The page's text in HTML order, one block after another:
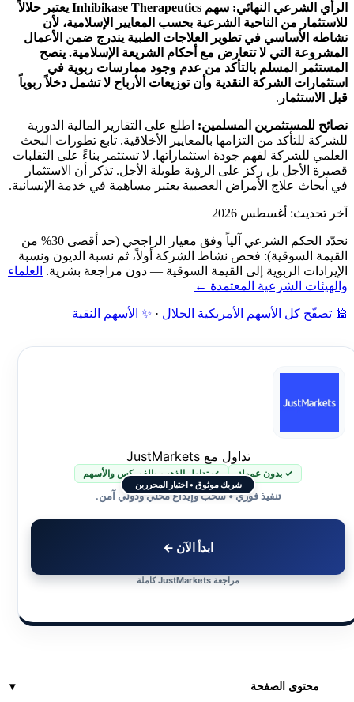
الرأي الشرعي النهائي:
سهم Inhibikase Therapeutics يعتبر حلالاً
للاستثمار من الناحية الشرعية بحسب المعايير الإسلامية، لأن
نشاطه الأساسي في تطوير العلاجات الطبية يندرج ضمن الأعمال
المشروعة التي لا تتعارض مع أحكام الشريعة الإسلامية. ينصح
المستثمر المسلم بالتأكد من عدم وجود ممارسات ربوية في
استثمارات الشركة النقدية وأن توزيعات الأرباح لا تشمل دخلاً ربوياً
قبل الاستثمار
نصائح للمستثمرين المسلمين:اطلع على التقارير المالية الدورية
للشركة للتأكد من التزامها بالمعايير الأخلاقية. تابع تطورات البحث
العلمي للشركة لفهم جودة استثماراتها. لا تستثمر بناءً على التقلبات
قصيرة الأجل بل ركز على الرؤية طويلة الأجل. تذكر أن الاستثمار
في أبحاث علاج الأمراض العصبية يعتبر مساهمة في خدمة الإنسانية.
آخر تحديث: أغسطس 2026
نحدّد الحكم الشرعي آلياً وفق معيار الراجحي (حد أقصى 30% من
القيمة السوقية): فحص نشاط الشركة أولاً، ثم نسبة الديون ونسبة
الإيرادات الربوية إلى القيمة السوقية — دون مراجعة بشرية. العلماء
والهيئات الشرعية المعتمدة ←
🕌 تصفّح كل الأسهم الأمريكية الحلال · ✨ الأسهم النقية
شريك موثوق • اختيار المحررين
تداول مع JustMarkets
✓ بدون عمولة ✓ تداول الذهب والفوركس والأسهم
تنفيذ فوري • سحب وإيداع محلي ودولي آمن.
ابدأ الآن ←
مراجعة JustMarkets كاملة
محتوى الصفحة